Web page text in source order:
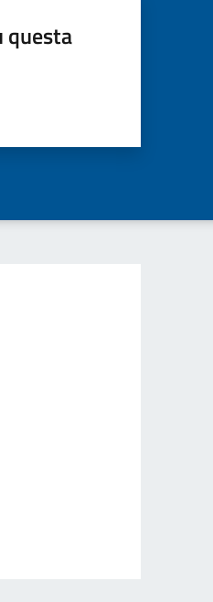
questa